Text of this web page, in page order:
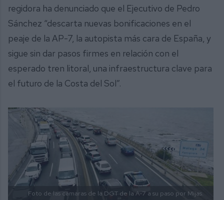
regidora ha denunciado que el Ejecutivo de Pedro
Sánchez “descarta nuevas bonificaciones en el
peaje de la AP-7, la autopista más cara de España, y
sigue sin dar pasos firmes en relación con el
esperado tren litoral, una infraestructura clave para
el futuro de la Costa del Sol”.
Foto de las cámaras de la DGT de la A-7 a su paso por Mijas.